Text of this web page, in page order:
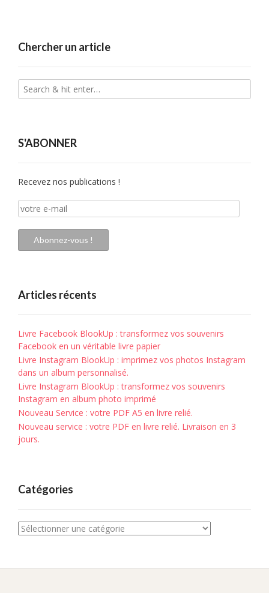
Chercher un article
S'ABONNER
Recevez nos publications !
votre
e-
mail
Abonnez-vous !
Articles récents
Livre Facebook BlookUp : transformez vos souvenirs
Facebook en un véritable livre papier
Livre Instagram BlookUp : imprimez vos photos Instagram
dans un album personnalisé.
Livre Instagram BlookUp : transformez vos souvenirs
Instagram en album photo imprimé
Nouveau Service : votre PDF A5 en livre relié.
Nouveau service : votre PDF en livre relié. Livraison en 3
jours.
Catégories
Catégories